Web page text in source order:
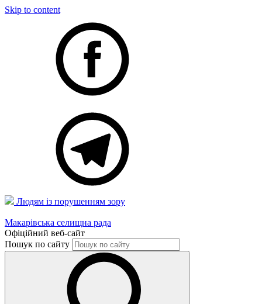
Skip to content
Людям із порушенням зору
Макарівська селищна рада
Офіційний веб-сайт
Пошук по сайту